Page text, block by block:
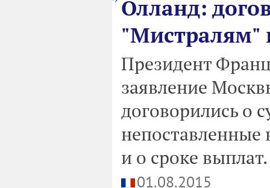
Олланд:
"Мистралям"
Президент
заявление
договорились о
непоставленные
и о сроке выплат.
01.08.2015